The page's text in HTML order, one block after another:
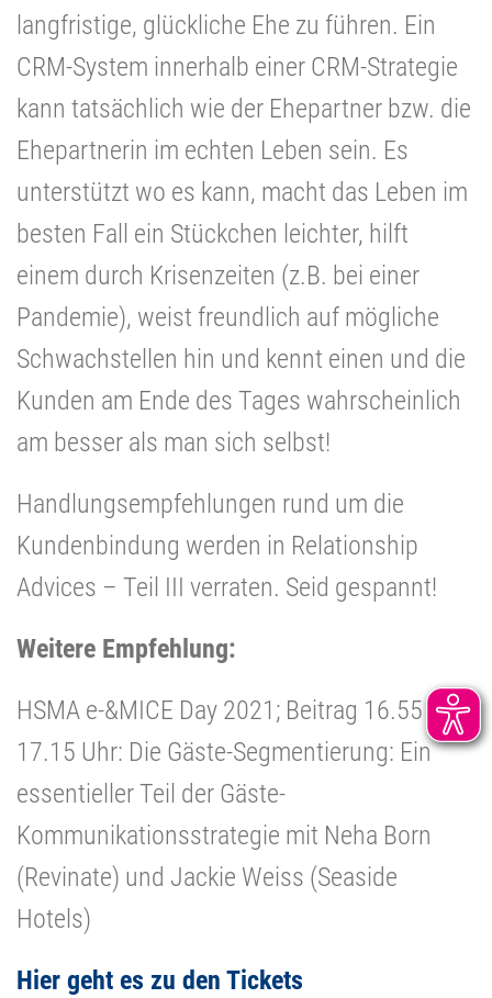
langfristige, glückliche Ehe zu führen. Ein
CRM-System innerhalb einer CRM-Strategie
kann tatsächlich wie der Ehepartner bzw. die
Ehepartnerin im echten Leben sein. Es
unterstützt wo es kann, macht das Leben im
besten Fall ein Stückchen leichter, hilft
einem durch Krisenzeiten (z.B. bei einer
Pandemie), weist freundlich auf mögliche
Schwachstellen hin und kennt einen und die
Kunden am Ende des Tages wahrscheinlich
am besser als man sich selbst!
Handlungsempfehlungen rund um die
Kundenbindung werden in Relationship
Advices – Teil III verraten. Seid gespannt!
Weitere Empfehlung:
HSMA e-&MICE Day 2021; Beitrag 16.55 bis
17.15 Uhr: Die Gäste-Segmentierung: Ein
essentieller Teil der Gäste-
Kommunikationsstrategie mit Neha Born
(Revinate) und Jackie Weiss (Seaside
Hotels)
Hier geht es zu den Tickets